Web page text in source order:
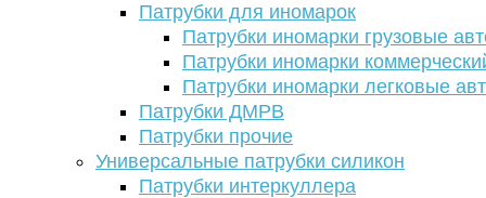
Патрубки для иномарок
Патрубки иномарки грузовые
Патрубки иномарки
Патрубки иномарки легковые
Патрубки ДМРВ
Патрубки прочие
Универсальные патрубки силикон
Патрубки интеркуллера